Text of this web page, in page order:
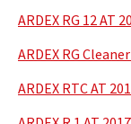
ARDEX RG 12 AT
ARDEX RG
ARDEX RTC AT